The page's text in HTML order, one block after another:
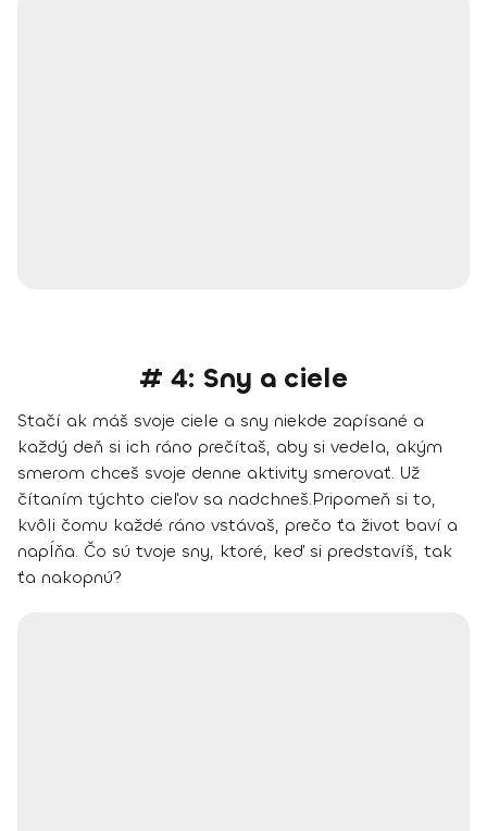
# 4: Sny a ciele
Stačí ak máš svoje ciele a sny niekde zapísané a
každý deň si ich ráno prečítaš, aby si vedela, akým
smerom chceš svoje denne aktivity smerovať. Už
čítaním týchto cieľov sa nadchneš.Pripomeň si to,
kvôli čomu každé ráno vstávaš, prečo ťa život baví a
napĺňa. Čo sú tvoje sny, ktoré, keď si predstavíš, tak
ťa nakopnú?